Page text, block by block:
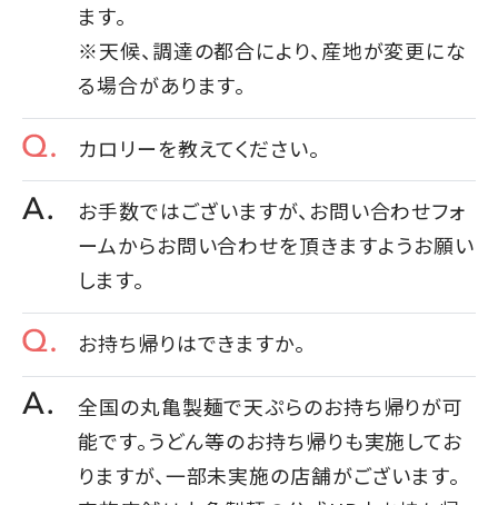
ます。
※天候、調達の都合により、産地が変更にな
る場合があります。
カロリーを教えてください。
お手数ではございますが、お問い合わせフォ
ームからお問い合わせを頂きますようお願い
します。
お持ち帰りはできますか。
全国の丸亀製麺で天ぷらのお持ち帰りが可
能です。うどん等のお持ち帰りも実施してお
りますが、一部未実施の店舗がございます。